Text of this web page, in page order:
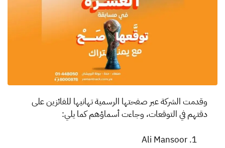
وقدمت الشركة عبر صفحتها الرسمية تهانيها للفائزين على
دقتهم في التوقعات، وجاءت أسماؤهم كما يلي:
Ali Mansoor